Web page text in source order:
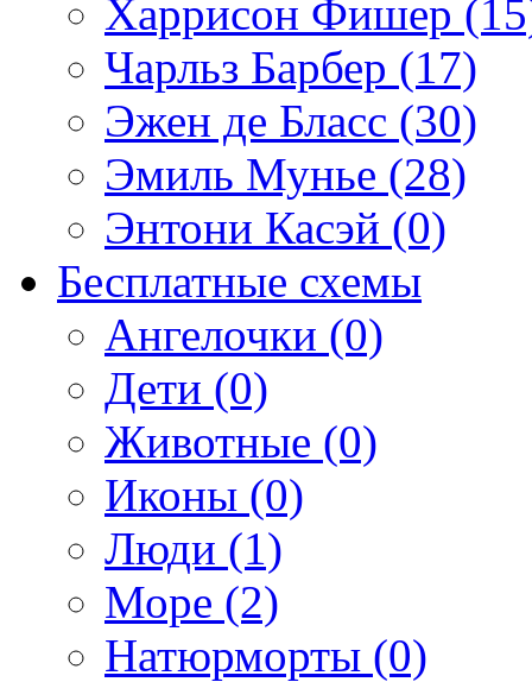
Харрисон Фишер
Чарльз Барбер (17)
Эжен де Бласс (30)
Эмиль Мунье (28)
Энтони Касэй (0)
Бесплатные схемы
Ангелочки (0)
Дети (0)
Животные (0)
Иконы (0)
Люди (1)
Море (2)
Натюрморты (0)